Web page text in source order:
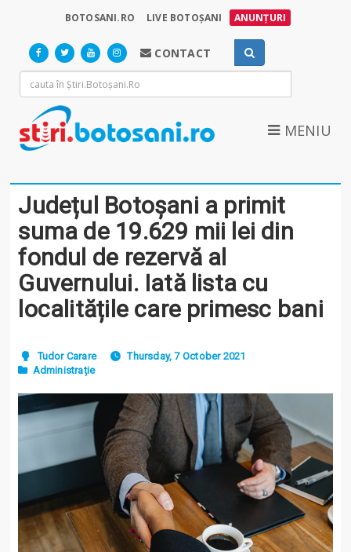
BOTOSANI.RO LIVE BOTOȘANI ANUNȚURI
CONTACT
MENIU
Județul Botoșani a primit
suma de 19.629 mii lei din
fondul de rezervă al
Guvernului. Iată lista cu
localitățile care primesc bani
Tudor Carare
Thursday, 7 October 2021
Administrație